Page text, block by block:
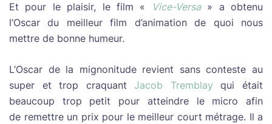
Et pour le plaisir, le film « Vice-Versa» a obtenu
l’Oscar du meilleur film d’animation de quoi nous
mettre de bonne humeur.
L’Oscar de la mignonitude revient sans conteste au
super et trop craquantJacob Tremblay qui était
beaucoup trop petit pour atteindre le micro afin
de remettre un prix pour le meilleur court métrage. Il a